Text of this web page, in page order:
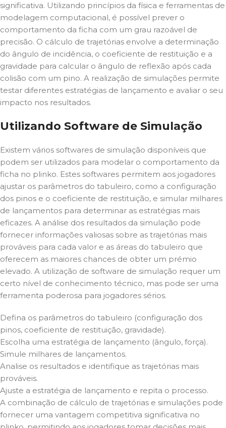
significativa. Utilizando princípios da física e ferramentas de
modelagem computacional, é possível prever o
comportamento da ficha com um grau razoável de
precisão. O cálculo de trajetórias envolve a determinação
do ângulo de incidência, o coeficiente de restituição e a
gravidade para calcular o ângulo de reflexão após cada
colisão com um pino. A realização de simulações permite
testar diferentes estratégias de lançamento e avaliar o seu
impacto nos resultados.
Utilizando Software de Simulação
Existem vários softwares de simulação disponíveis que
podem ser utilizados para modelar o comportamento da
ficha no plinko. Estes softwares permitem aos jogadores
ajustar os parâmetros do tabuleiro, como a configuração
dos pinos e o coeficiente de restituição, e simular milhares
de lançamentos para determinar as estratégias mais
eficazes. A análise dos resultados da simulação pode
fornecer informações valiosas sobre as trajetórias mais
prováveis para cada valor e as áreas do tabuleiro que
oferecem as maiores chances de obter um prémio
elevado. A utilização de software de simulação requer um
certo nível de conhecimento técnico, mas pode ser uma
ferramenta poderosa para jogadores sérios.
Defina os parâmetros do tabuleiro (configuração dos
pinos, coeficiente de restituição, gravidade).
Escolha uma estratégia de lançamento (ângulo, força).
Simule milhares de lançamentos.
Analise os resultados e identifique as trajetórias mais
prováveis.
Ajuste a estratégia de lançamento e repita o processo.
A combinação de cálculo de trajetórias e simulações pode
fornecer uma vantagem competitiva significativa no